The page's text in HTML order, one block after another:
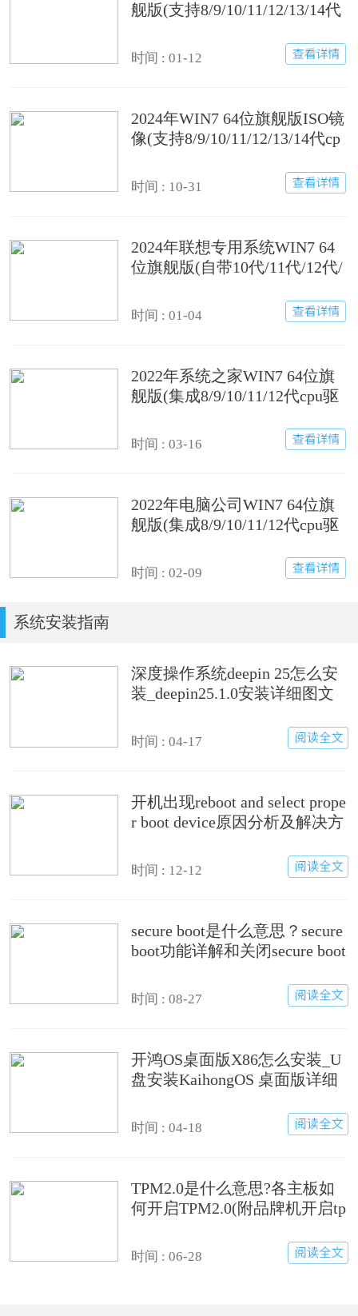
舰版(支持8/9/10/11/12/13/14代
时间 : 01-12
2024年WIN7 64位旗舰版ISO镜
像(支持8/9/10/11/12/13/14代cp
时间 : 10-31
2024年联想专用系统WIN7 64
位旗舰版(自带10代/11代/12代/
时间 : 01-04
2022年系统之家WIN7 64位旗
舰版(集成8/9/10/11/12代cpu驱
时间 : 03-16
2022年电脑公司WIN7 64位旗
舰版(集成8/9/10/11/12代cpu驱
时间 : 02-09
系统安装指南
深度操作系统deepin 25怎么安
装_deepin25.1.0安装详细图文
时间 : 04-17
开机出现reboot and select prope
r boot device原因分析及解决方
时间 : 12-12
secure boot是什么意思？secure
boot功能详解和关闭secure boot
时间 : 08-27
开鸿OS桌面版X86怎么安装_U
盘安装KaihongOS 桌面版详细
时间 : 04-18
TPM2.0是什么意思?各主板如
何开启TPM2.0(附品牌机开启tp
时间 : 06-28